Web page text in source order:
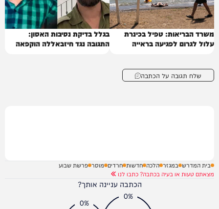
משרד הבריאות: טפיל בכינרת
עלול לגרום לפגיעה בראייה
בגלל בדיקת נסיבות האסון:
התגובה נגד חיזבאללה הוקפאה
שלח תגובה על הכתבה
בית המדרש במגזר הלכה חדשות חרדים מוסר פרשת שבוע
מצאתם טעות או בעיה בכתבה? כתבו לנו
הכתבה עניינה אותך?
0%
0%